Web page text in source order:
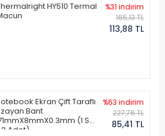
HY510 Termal
%31 indirim
165,13 TL
113,88 TL
Ekran Çift Taraflı
Bant
(1 Set
- 2 Adet)
%63 indirim
227,76 TL
85,41 TL